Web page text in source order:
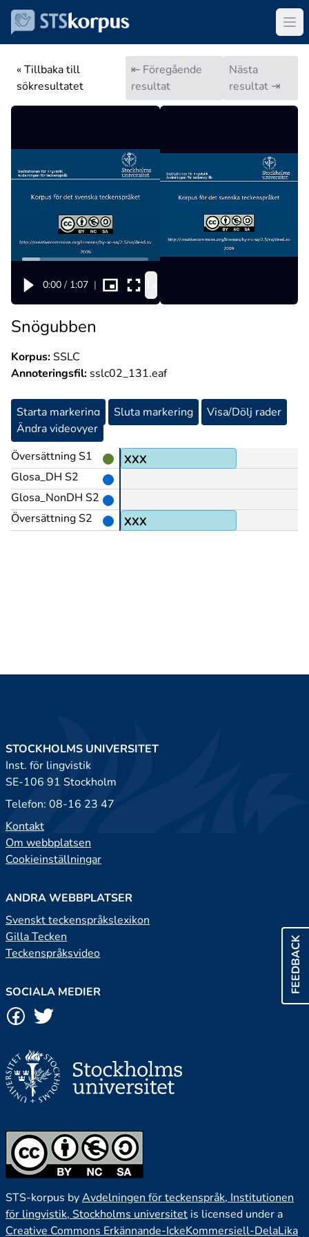
« Tillbaka till
sökresultatet
⇤ Föregående
resultat
Nästa
resultat ⇥
0:00 / 1:07 |
Snögubben
Korpus:SSLC
Annoteringsfil: sslc02_131.eaf
Starta markering Sluta markering
Visa/Dölj rader
Ändra videovyer
Översättning S1
Glosa_DH S2
Glosa_NonDH S2
Översättning S2
XXX
XXX
FEEDBACK
STOCKHOLMS UNIVERSITET
Inst. för lingvistik
SE-106 91 Stockholm
Telefon: 08-16 23 47
Kontakt
Om webbplatsen
Cookieinställningar
ANDRA WEBBPLATSER
Svenskt teckenspråkslexikon
Gilla Tecken
Teckenspråksvideo
SOCIALA MEDIER
STS-korpus byAvdelningen för teckenspråk, Institutionen
för lingvistik, Stockholms universitet is licensed under a
Creative Commons Erkännande-IckeKommersiell-DelaLika